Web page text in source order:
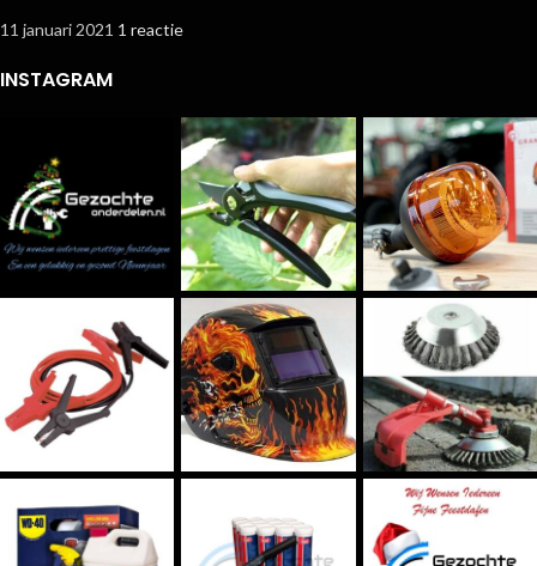
11 januari 2021 1 reactie
INSTAGRAM